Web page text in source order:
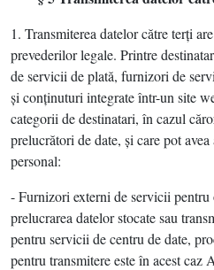
1. Transmiterea datelor către terţi
prevederilor legale. Printre
de servicii de plată, furnizori de
şi conţinuturi integrate într-un site
categorii de destinatari, în cazul
prelucrători de date, şi care pot
personal:
- Furnizori externi de servicii pentru
prelucrarea datelor stocate sau
pentru servicii de centru de date,
pentru transmitere este în acest